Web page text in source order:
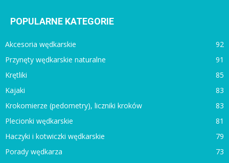
POPULARNE KATEGORIE
Akcesoria wędkarskie
92
Przynęty wędkarskie naturalne
91
Krętliki
85
Kajaki
83
Krokomierze (pedometry), liczniki kroków
83
Plecionki wędkarskie
81
Haczyki i kotwiczki wędkarskie
79
Porady wędkarza
73